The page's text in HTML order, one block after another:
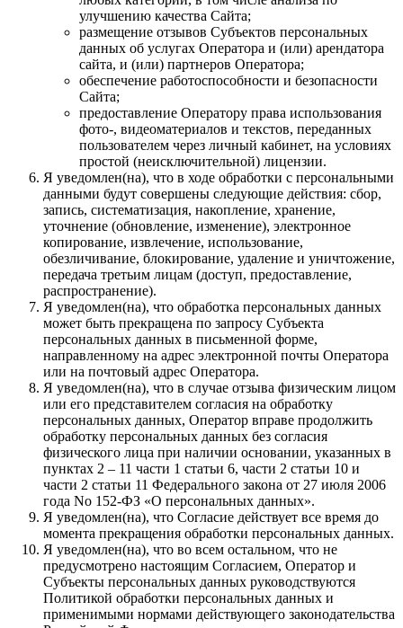
улучшению качества Сайта;
размещение отзывов Субъектов персональных
данных об услугах Оператора и (или) арендатора
сайта, и (или) партнеров Оператора;
обеспечение работоспособности и безопасности
Сайта;
предоставление Оператору права использования
фото-, видеоматериалов и текстов, переданных
пользователем через личный кабинет, на условиях
простой (неисключительной) лицензии.
Я уведомлен(на), что в ходе обработки с персональными
данными будут совершены следующие действия: сбор,
запись, систематизация, накопление, хранение,
уточнение (обновление, изменение), электронное
копирование, извлечение, использование,
обезличивание, блокирование, удаление и уничтожение,
передача третьим лицам (доступ, предоставление,
распространение).
Я уведомлен(на), что обработка персональных данных
может быть прекращена по запросу Субъекта
персональных данных в письменной форме,
направленному на адрес электронной почты Оператора
или на почтовый адрес Оператора.
Я уведомлен(на), что в случае отзыва физическим лицом
или его представителем согласия на обработку
персональных данных, Оператор вправе продолжить
обработку персональных данных без согласия
физического лица при наличии основании, указанных в
пунктах 2 – 11 части 1 статьи 6, части 2 статьи 10 и
части 2 статьи 11 Федерального закона от 27 июля 2006
года No 152-ФЗ «О персональных данных».
Я уведомлен(на), что Согласие действует все время до
момента прекращения обработки персональных данных.
Я уведомлен(на), что во всем остальном, что не
предусмотрено настоящим Согласием, Оператор и
Субъекты персональных данных руководствуются
Политикой обработки персональных данных и
применимыми нормами действующего законодательства